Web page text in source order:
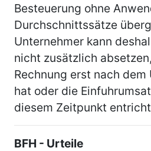
Besteuerung ohne
Durchschnittssätze
Unternehmer kann
nicht zusätzlich
Rechnung erst nach
hat oder die
diesem Zeitpunkt
BFH - Urteile